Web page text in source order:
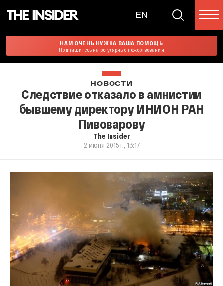
EN
НАМ ОЧЕНЬ НУЖНА ВАША ПОМОЩЬ
Подпишитесь на регулярные пожертвования
НОВОСТИ
Следствие отказало в амнистии
бывшему директору ИНИОН РАН
Пивоварову
The Insider
2 июня 2015 г., 13:17